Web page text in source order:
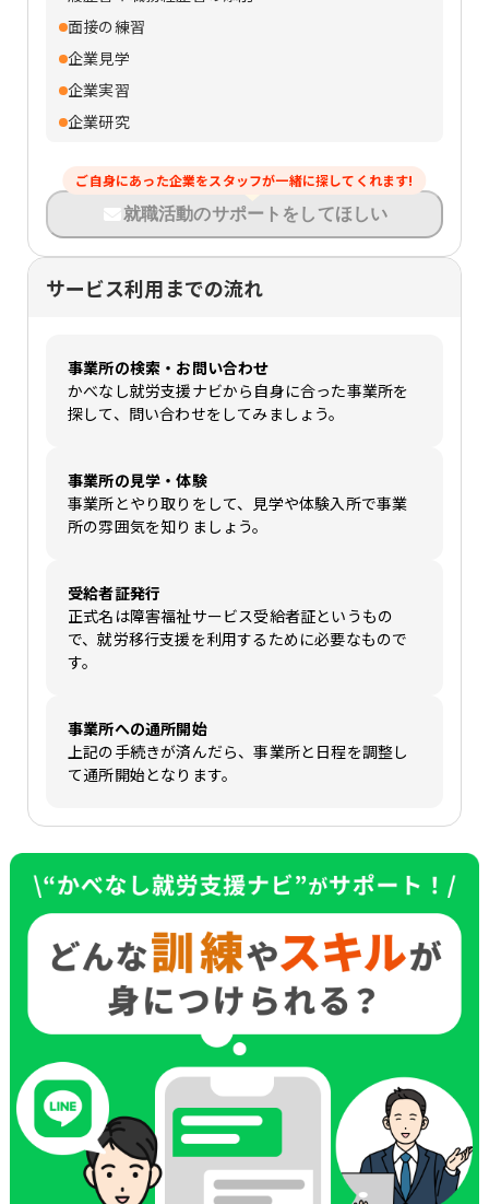
面接の練習
企業見学
企業実習
企業研究
ご自身にあった企業をスタッフが一緒に探してくれます!
就職活動のサポートをしてほしい
サービス利用までの流れ
事業所の検索・お問い合わせ
かべなし就労支援ナビから自身に合った事業所を
探して、問い合わせをしてみましょう。
事業所の見学・体験
事業所とやり取りをして、見学や体験入所で事業
所の雰囲気を知りましょう。
受給者証発行
正式名は障害福祉サービス受給者証というもの
で、就労移行支援を利用するために必要なもので
す。
事業所への通所開始
上記の手続きが済んだら、事業所と日程を調整し
て通所開始となります。